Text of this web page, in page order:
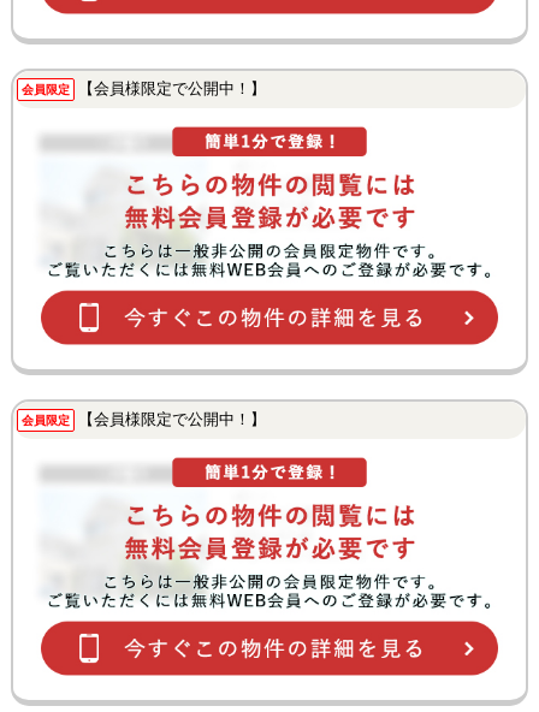
会員限定 【会員様限定で公開中！】
会員限定 【会員様限定で公開中！】